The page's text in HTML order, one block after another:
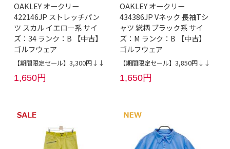
OAKLEY オークリー
422146JP ストレッチパン
ツ スカル イエロー系 サイ
ズ：34 ランク：B 【中古】
ゴルフウェア
【期間限定セール】3,300円↓↓
1,650円
OAKLEY オークリー
434386JP Vネック 長袖Tシ
ャツ 総柄 ブラック系 サイ
ズ：M ランク：B 【中古】
ゴルフウェア
【期間限定セール】3,850円↓↓
1,650円